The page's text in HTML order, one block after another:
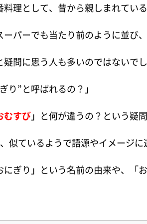
理として、昔から親しまれてい
ーパーでも当たり前のように並び
問に思う人も多いのではないでし
り”と呼ばれるの？」
むすび」と何が違うの？という疑
似ているようで語源やイメージに
にぎり」という名前の由来や、「